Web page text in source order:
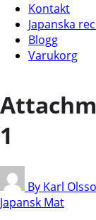
Kontakt
Japanska
Blogg
Varukorg
1
By Karl
Japansk Mat